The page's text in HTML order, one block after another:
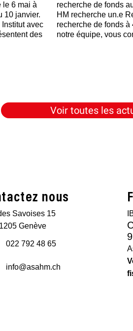
le 6 mai à
10 janvier.
avec
des
recherche de fonds
HM recherche un.e
recherche de fonds
notre équipe, vous
Voir toutes les
nous
Savoises 15
Genève
022 792 48 65
info@asahm.ch